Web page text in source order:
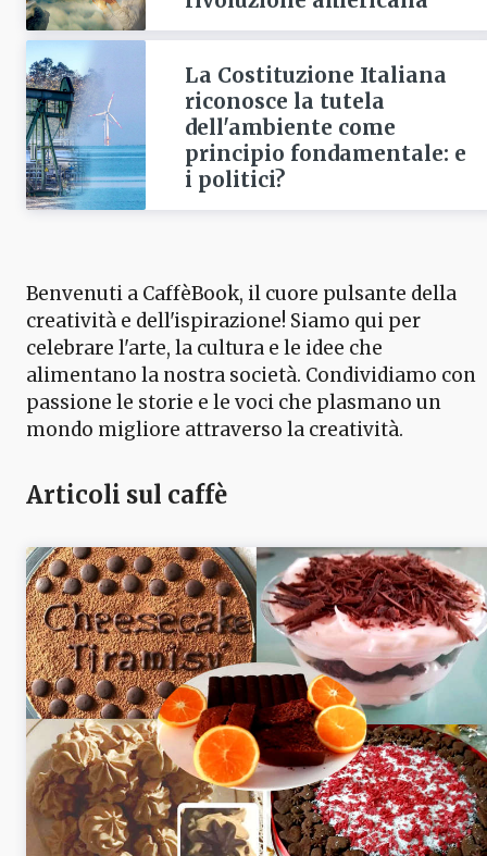
La Costituzione Italiana
riconosce la tutela
dell'ambiente come
principio fondamentale: e
i politici?
Benvenuti a CaffèBook, il cuore pulsante della
creatività e dell'ispirazione! Siamo qui per
celebrare l'arte, la cultura e le idee che
alimentano la nostra società. Condividiamo con
passione le storie e le voci che plasmano un
mondo migliore attraverso la creatività.
Articoli sul caffè